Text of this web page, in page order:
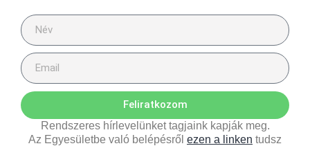
Feliratkozom
Rendszeres hírlevelünket tagjaink kapják meg.
Az Egyesületbe való belépésről ezen a linken tudsz